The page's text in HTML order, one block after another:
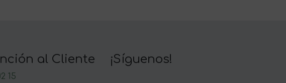
al Cliente
15
¡Síguenos!